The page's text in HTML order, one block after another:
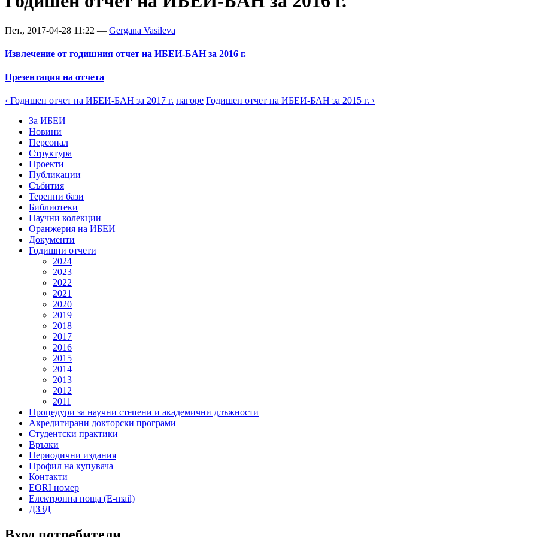
Пет., 2017-04-28 11:22 — Gergana Vasileva
Извлечение от годишния отчет на ИБЕИ-БАН за 2016 г.
Презентация на отчета
‹ Годишен отчет на ИБЕИ-БАН за 2017 г. нагоре Годишен отчет на ИБЕИ-БАН за 2015 г. ›
За ИБЕИ
Новини
Персонал
Структура
Проекти
Публикации
Събития
Теренни бази
Библиотеки
Научни колекции
Оранжерия на ИБЕИ
Документи
Годишни отчети
2024
2023
2022
2021
2020
2019
2018
2017
2016
2015
2014
2013
2012
2011
Процедури за научни степени и академични длъжности
Акредитирани докторски програми
Студентски практики
Връзки
Периодични издания
Профил на купувача
Контакти
EORI номер
Електронна поща (E-mail)
ДЗЗД